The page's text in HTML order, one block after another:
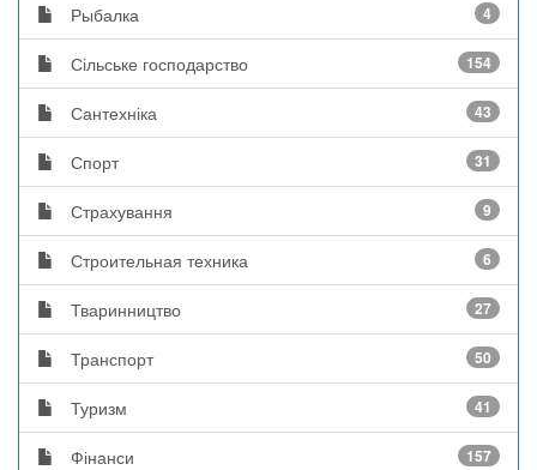
Рыбалка 4
Сільське господарство 154
Сантехніка 43
Спорт 31
Страхування 9
Строительная техника 6
Тваринництво 27
Транспорт 50
Туризм 41
Фінанси 157